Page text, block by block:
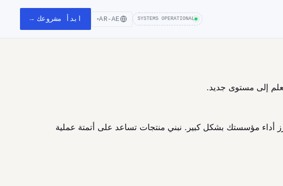
SYSTEMS OPERATIONAL
AR-AE
▾ ابدأ مشروعك →
إلى مستوى جديد.
أداء مؤسستك بشكل كبير. نبني منتجات تساعد على أتمتة عملية